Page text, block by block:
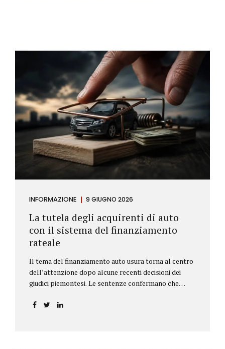
INFORMAZIONE 9 GIUGNO 2026
La tutela degli acquirenti di auto
con il sistema del finanziamento
rateale
Il tema del finanziamento auto usura torna al centro
dell’attenzione dopo alcune recenti decisioni dei
giudici piemontesi. Le sentenze confermano che
incidere sul calcolo del tasso effettivo e aprire la